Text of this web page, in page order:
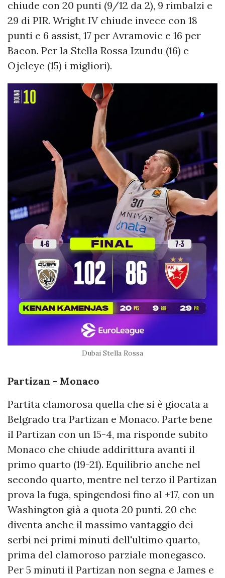
chiude con 20 punti (9/12 da 2), 9 rimbalzi e
29 di PIR. Wright IV chiude invece con 18
punti e 6 assist, 17 per Avramovic e 16 per
Bacon. Per la Stella Rossa Izundu (16) e
Ojeleye (15) i migliori).
Dubai Stella Rossa
Partizan - Monaco
Partita clamorosa quella che si è giocata a
Belgrado tra Partizan e Monaco. Parte bene
il Partizan con un 15-4, ma risponde subito
Monaco che chiude addirittura avanti il
primo quarto (19-21). Equilibrio anche nel
secondo quarto, mentre nel terzo il Partizan
prova la fuga, spingendosi fino al +17, con un
Washington già a quota 20 punti. 20 che
diventa anche il massimo vantaggio dei
serbi nei primi minuti dell'ultimo quarto,
prima del clamoroso parziale monegasco.
Per 5 minuti il Partizan non segna e James e